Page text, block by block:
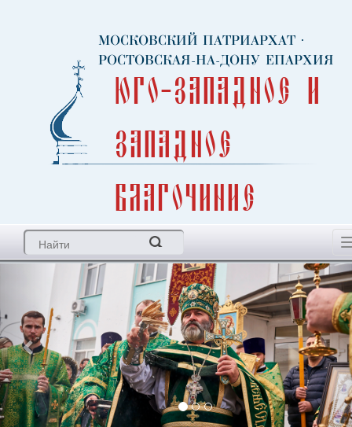
МОСКОВСКИЙ ПАТРИАРХАТ ·
РОСТОВСКАЯ-НА-ДОНУ ЕПАРХИЯ
Юго-Западное и
Западное
благочиние